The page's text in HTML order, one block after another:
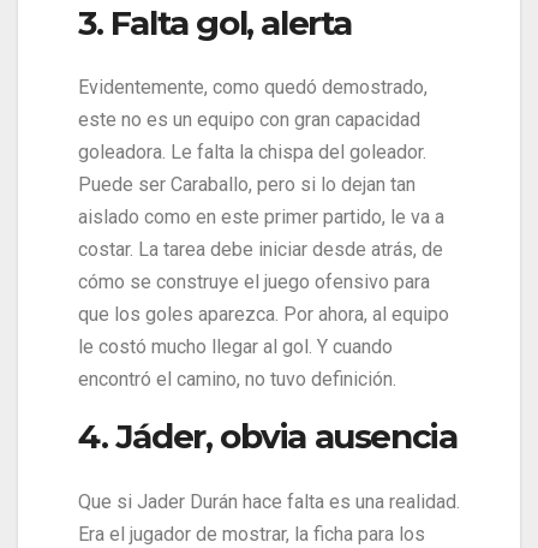
3. Falta gol, alerta
Evidentemente, como quedó demostrado,
este no es un equipo con gran capacidad
goleadora. Le falta la chispa del goleador.
Puede ser Caraballo, pero si lo dejan tan
aislado como en este primer partido, le va a
costar. La tarea debe iniciar desde atrás, de
cómo se construye el juego ofensivo para
que los goles aparezca. Por ahora, al equipo
le costó mucho llegar al gol. Y cuando
encontró el camino, no tuvo definición.
4. Jáder, obvia ausencia
Que si Jader Durán hace falta es una realidad.
Era el jugador de mostrar, la ficha para los